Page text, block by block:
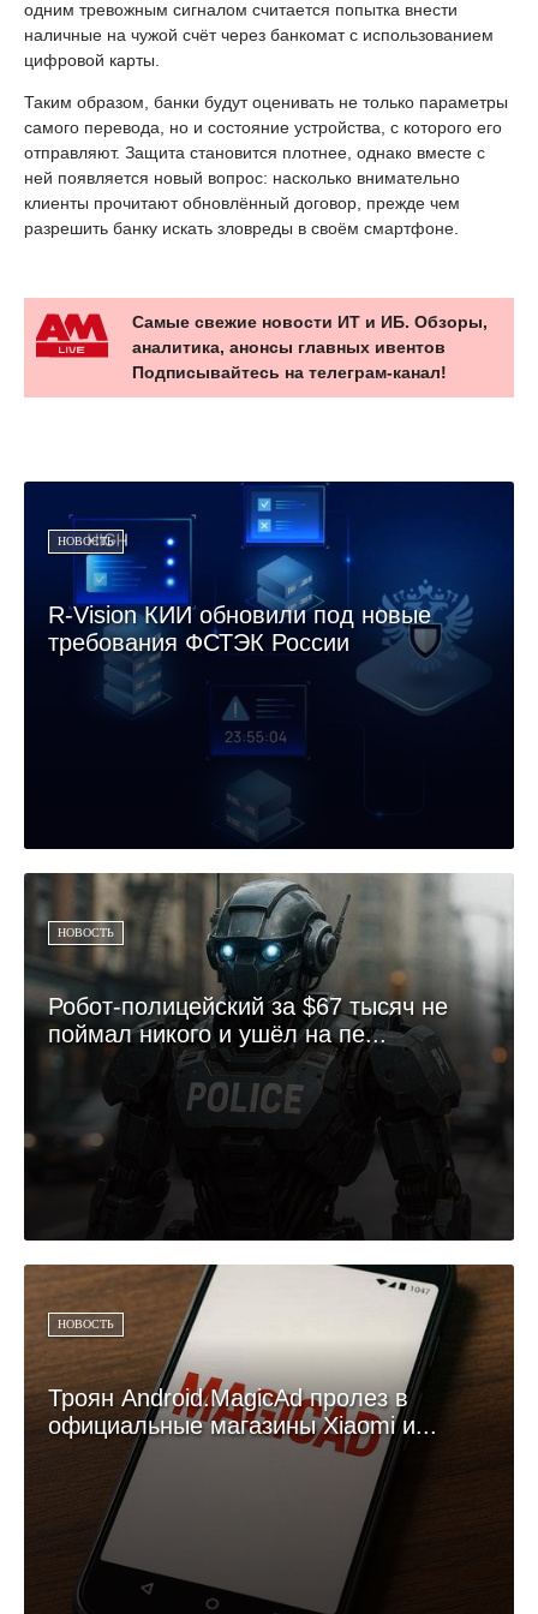
одним тревожным сигналом считается попытка внести
наличные на чужой счёт через банкомат с использованием
цифровой карты.
Таким образом, банки будут оценивать не только параметры
самого перевода, но и состояние устройства, с которого его
отправляют. Защита становится плотнее, однако вместе с
ней появляется новый вопрос: насколько внимательно
клиенты прочитают обновлённый договор, прежде чем
разрешить банку искать зловреды в своём смартфоне.
Самые свежие новости ИТ и ИБ. Обзоры,
аналитика, анонсы главных ивентов
Подписывайтесь на телеграм-канал!
НОВОСТЬ
R-Vision КИИ обновили под новые
требования ФСТЭК России
НОВОСТЬ
Робот-полицейский за $67 тысяч не
поймал никого и ушёл на пе...
НОВОСТЬ
Троян Android.MagicAd пролез в
официальные магазины Xiaomi и...